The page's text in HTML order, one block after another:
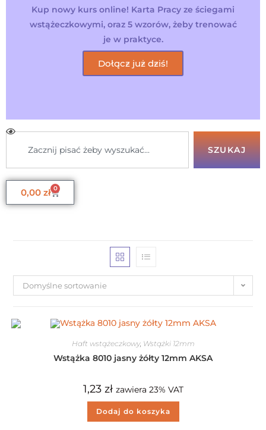
Kup nowy kurs online! Karta Pracy ze ściegami
wstążeczkowymi, oraz 5 wzorów, żeby trenować
je w praktyce.
Dołącz już dziś!
SZUKAJ
0,00 zł 0
Domyślne sortowanie
Haft wstążeczkowy, Wstążki 12mm
Wstążka 8010 jasny żółty 12mm AKSA
1,23 zł zawiera 23% VAT
Dodaj do koszyka